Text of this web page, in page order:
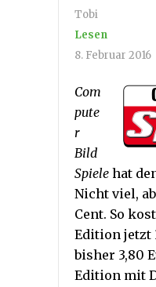
Tobi
Lesen
8. Februar 2016
Com
pute
r
Bild
Spiele hat
Nicht viel,
Cent. So
Edition jetzt
bisher 3,80
Edition mit